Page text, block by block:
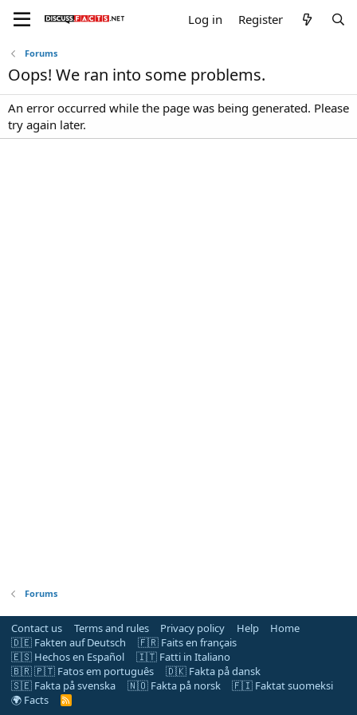
Log in Register
Forums
Oops! We ran into some problems.
An error occurred while the page was being generated. Please
try again later.
Forums
Contact us Terms and rules Privacy policy Help
Home
🇩🇪 Fakten auf Deutsch
🇫🇷 Faits en français
🇪🇸 Hechos en Español
🇮🇹 Fatti in Italiano
🇧🇷 🇵🇹 Fatos em português
🇩🇰 Fakta på dansk
🇸🇪 Fakta på svenska
🇳🇴 Fakta på norsk
🇫🇮 Faktat suomeksi
🌍 Facts
R